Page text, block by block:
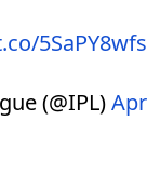
(@IPL)